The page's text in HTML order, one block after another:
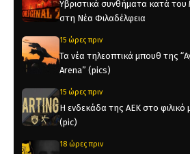
Υβριστικά συνθήματα κατά
στη Νέα Φιλαδέλφεια
15 ώρες πριν
Τα νέα τηλεοπτικά μπουθ της
Arena” (pics)
15 ώρες πριν
Η ενδεκάδα της ΑΕΚ στο
(pic)
18 ώρες πριν